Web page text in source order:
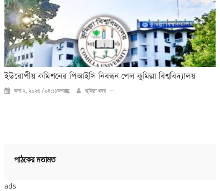
ইউরোপীয় কমিশনের পিআইসি নিবন্ধন পেল কুমিল্লা বিশ্ববিদ্যালয়
আগ ২, ২০২৬ / ০৪:১১অপরাহ্ণ কুমিল্লা খবর
পাঠকের মতামত
ads